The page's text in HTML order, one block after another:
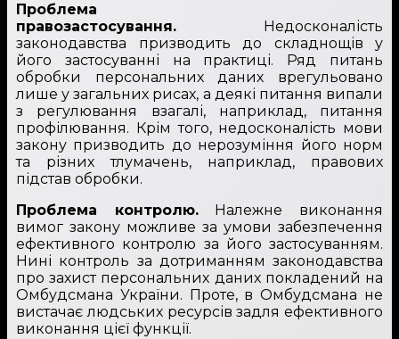
Проблема
правозастосування. Недосконалість
законодавства призводить до складнощів у
його застосуванні на практиці. Ряд питань
обробки персональних даних врегульовано
лише у загальних рисах, а деякі питання випали
з регулювання взагалі, наприклад, питання
профілювання. Крім того, недосконалість мови
закону призводить до нерозуміння його норм
та різних тлумачень, наприклад, правових
підстав обробки.
Проблема контролю.Належне виконання
вимог закону можливе за умови забезпечення
ефективного контролю за його застосуванням.
Нині контроль за дотриманням законодавства
про захист персональних даних покладений на
Омбудсмана України. Проте, в Омбудсмана не
вистачає людських ресурсів задля ефективного
виконання цієї функції.